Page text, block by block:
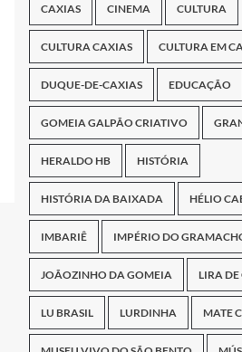
CAXIAS CINEMA CULTURA
CULTURA CAXIAS CULTURA EM
DUQUE-DE-CAXIAS EDUCAÇÃO
GOMEIA GALPÃO CRIATIVO
HERALDO HB HISTÓRIA
HISTÓRIA DA BAIXADA HÉLIO
IMBARIÊ IMPÉRIO DO
JOÃOZINHO DA GOMEIA LIRA
LU BRASIL LURDINHA MATE